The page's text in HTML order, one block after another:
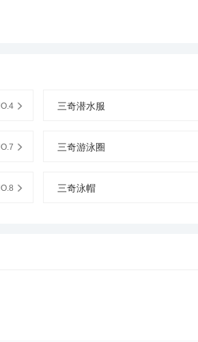
三奇潜水服
三奇游泳圈
三奇泳帽